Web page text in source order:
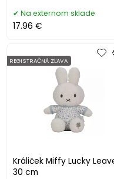
Na externom sklade
17.96 €
Králiček Miffy Lucky
30 cm
REGISTRAČNÁ ZĽAVA